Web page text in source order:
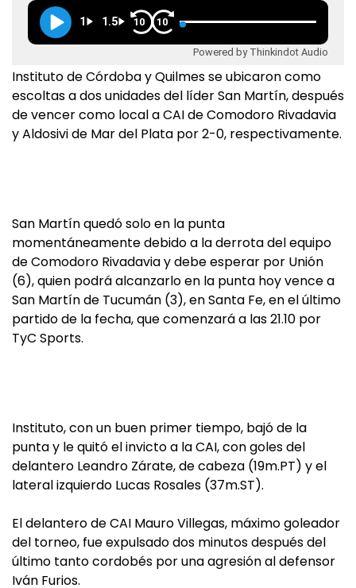
1 1.5 10 10
Powered by Thinkindot Audio
Instituto de Córdoba y Quilmes se ubicaron como
escoltas a dos unidades del líder San Martín, después
de vencer como local a CAI de Comodoro Rivadavia
y Aldosivi de Mar del Plata por 2-0, respectivamente.
San Martín quedó solo en la punta
momentáneamente debido a la derrota del equipo
de Comodoro Rivadavia y debe esperar por Unión
(6), quien podrá alcanzarlo en la punta hoy vence a
San Martín de Tucumán (3), en Santa Fe, en el último
partido de la fecha, que comenzará a las 21.10 por
TyC Sports.
Instituto, con un buen primer tiempo, bajó de la
punta y le quitó el invicto a la CAI, con goles del
delantero Leandro Zárate, de cabeza (19m.PT) y el
lateral izquierdo Lucas Rosales (37m.ST).
El delantero de CAI Mauro Villegas, máximo goleador
del torneo, fue expulsado dos minutos después del
último tanto cordobés por una agresión al defensor
Iván Furios.